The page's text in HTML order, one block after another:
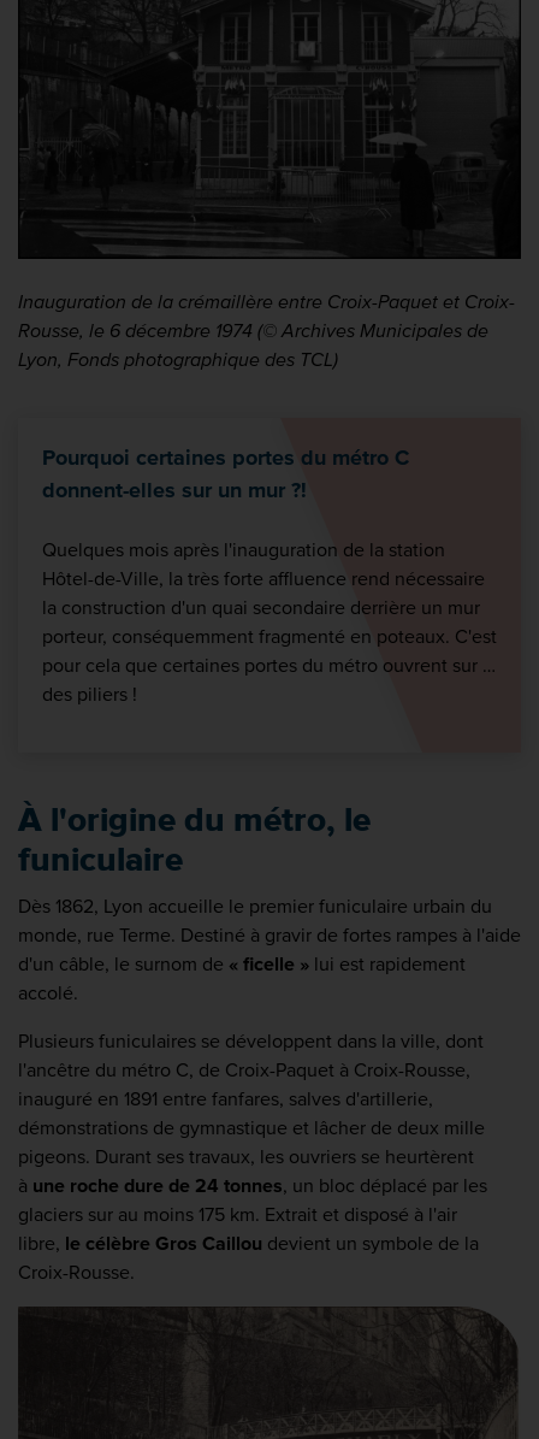
Inauguration de la crémaillère entre Croix-Paquet et Croix-
Rousse, le 6 décembre 1974 (© Archives Municipales de
Lyon, Fonds photographique des TCL)
Pourquoi certaines portes du métro C
donnent-elles sur un mur ?!
Quelques mois après l'inauguration de la station
Hôtel-de-Ville, la très forte affluence rend nécessaire
la construction d'un quai secondaire derrière un mur
porteur, conséquemment fragmenté en poteaux. C'est
pour cela que certaines portes du métro ouvrent sur …
des piliers !
À l'origine du métro, le
funiculaire
Dès 1862, Lyon accueille le premier funiculaire urbain du
monde, rue Terme. Destiné à gravir de fortes rampes à l'aide
d'un câble, le surnom de « ficelle » lui est rapidement
accolé.
Plusieurs funiculaires se développent dans la ville, dont
l'ancêtre du métro C, de Croix-Paquet à Croix-Rousse,
inauguré en 1891 entre fanfares, salves d'artillerie,
démonstrations de gymnastique et lâcher de deux mille
pigeons. Durant ses travaux, les ouvriers se heurtèrent
à une roche dure de 24 tonnes, un bloc déplacé par les
glaciers sur au moins 175 km. Extrait et disposé à l'air
libre, le célèbre Gros Caillou devient un symbole de la
Croix-Rousse.